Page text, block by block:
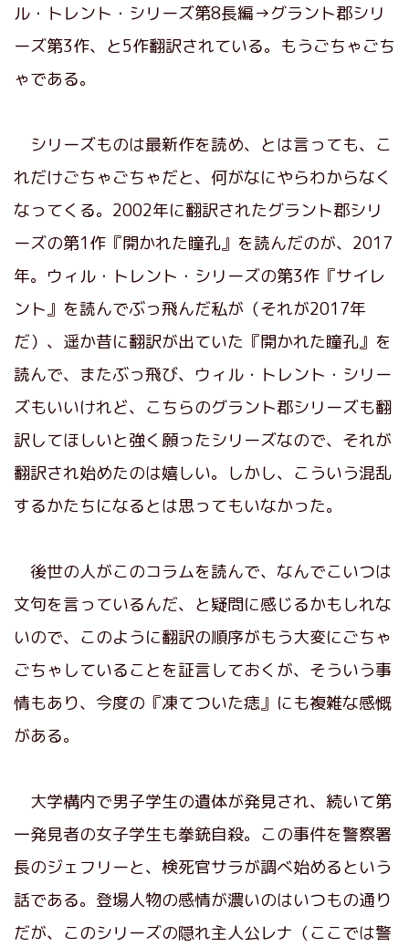
ル・トレント・シリーズ第8長編→グラント郡シリ
ーズ第3作、と5作翻訳されている。もうごちゃごち
ゃである。
シリーズものは最新作を読め、とは言っても、こ
れだけごちゃごちゃだと、何がなにやらわからなく
なってくる。2002年に翻訳されたグラント郡シリ
ーズの第1作『開かれた瞳孔』を読んだのが、2017
年。ウィル・トレント・シリーズの第3作『サイレ
ント』を読んでぶっ飛んだ私が（それが2017年
だ）、遥か昔に翻訳が出ていた『開かれた瞳孔』を
読んで、またぶっ飛び、ウィル・トレント・シリー
ズもいいけれど、こちらのグラント郡シリーズも翻
訳してほしいと強く願ったシリーズなので、それが
翻訳され始めたのは嬉しい。しかし、こういう混乱
するかたちになるとは思ってもいなかった。
後世の人がこのコラムを読んで、なんでこいつは
文句を言っているんだ、と疑問に感じるかもしれな
いので、このように翻訳の順序がもう大変にごちゃ
ごちゃしていることを証言しておくが、そういう事
情もあり、今度の『凍てついた痣』にも複雑な感慨
がある。
大学構内で男子学生の遺体が発見され、続いて第
一発見者の女子学生も拳銃自殺。この事件を警察署
長のジェフリーと、検死官サラが調べ始めるという
話である。登場人物の感情が濃いのはいつもの通り
だが、このシリーズの隠れ主人公レナ（ここでは警